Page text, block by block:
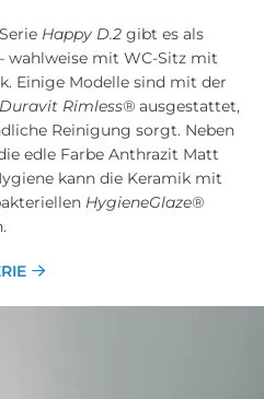
Happy D.2 gibt es als
wahlweise mit WC-Sitz mit
Einige Modelle sind mit der
Duravit Rimless® ausgestattet,
Reinigung sorgt. Neben
edle Farbe Anthrazit Matt
kann die Keramik mit
HygieneGlaze®